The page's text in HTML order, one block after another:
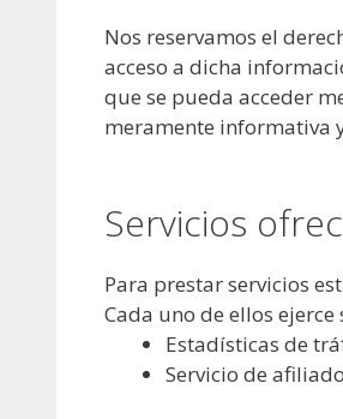
Nos reservamos el
acceso a dicha
que se pueda acceder
meramente informativa
Servicios
Para prestar servicios
Cada uno de ellos
Estadísticas de
Servicio de